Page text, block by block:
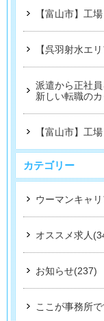
【富山市】工
【呉羽射水エ
派遣から正社
新しい転職の
【富山市】工
カテゴリー
ウーマンキャ
オススメ求人
お知らせ(237)
ここが事務所